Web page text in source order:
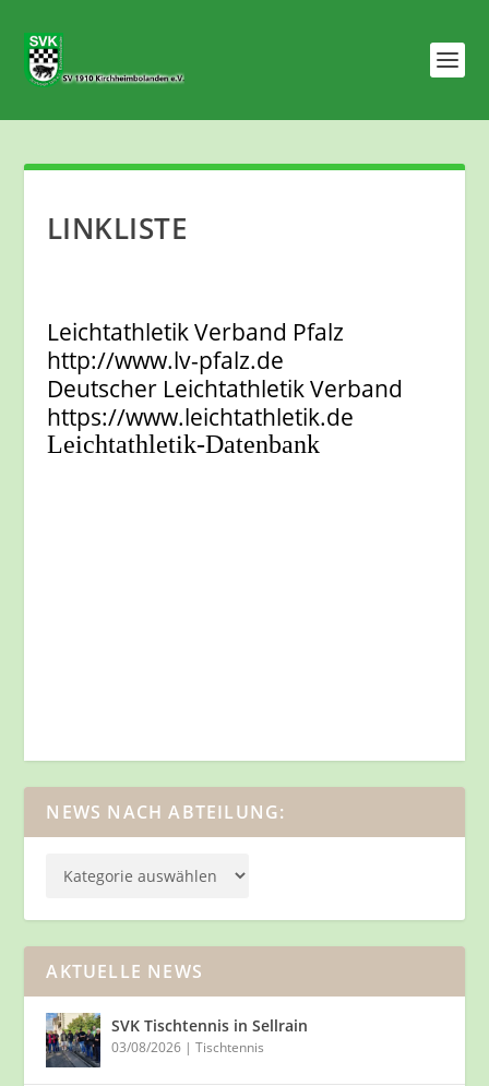
LINKLISTE
Leichtathletik Verband Pfalz
http://www.lv-pfalz.de
Deutscher Leichtathletik Verband
https://www.leichtathletik.de
Leichtathletik-Datenbank
NEWS NACH ABTEILUNG:
AKTUELLE NEWS
SVK Tischtennis in Sellrain
03/08/2026 |Tischtennis